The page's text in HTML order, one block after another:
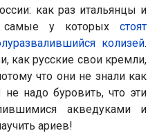
как раз итальянцы и
у которых стоят
колизей.
как русские свои кремли,
что они не знали как
надо буровить, что эти
акведуками и
ариев!